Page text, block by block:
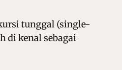
tunggal (single-
di kenal sebagai